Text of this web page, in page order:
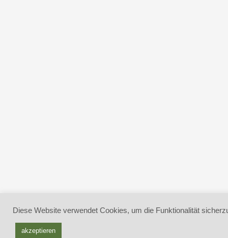
Diese Website verwendet Cookies, um die Funktionalität
akzeptieren